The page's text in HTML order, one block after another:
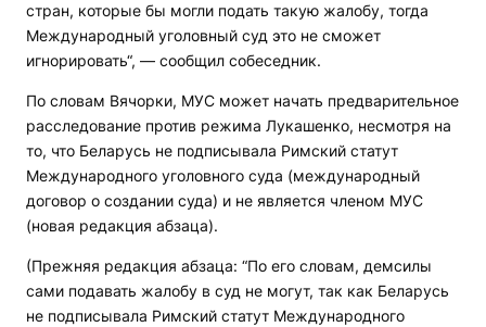
стран, которые бы могли подать такую жалобу, тогда
Международный уголовный суд это не сможет
игнорировать“, — сообщил собеседник.
По словам Вячорки, МУС может начать предварительное
расследование против режима Лукашенко, несмотря на
то, что Беларусь не подписывала Римский статут
Международного уголовного суда (международный
договор о создании суда) и не является членом МУС
(новая редакция абзаца).
(Прежняя редакция абзаца: “По его словам, демсилы
сами подавать жалобу в суд не могут, так как Беларусь
не подписывала Римский статут Международного